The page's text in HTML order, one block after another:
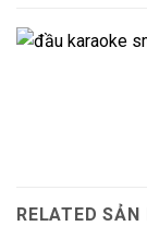
RELATED